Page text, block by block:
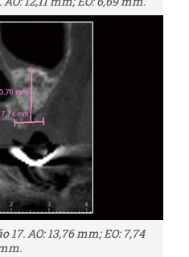
AO: 13,76 mm; EO: 7,74